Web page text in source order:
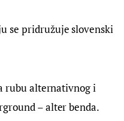
se pridružuje slovenski
rubu alternativnog i
– alter benda.